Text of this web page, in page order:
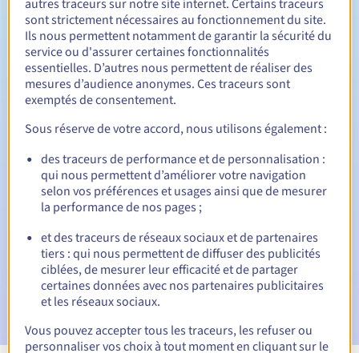
Durée de renouvellement Entre 1 et 10 ans
Période de rédemption
Notifications automatiques :
E-mails d'avertissement : 60, 30, 15, 7 et 3 jours avant la
date d'échéance
E-mail le jour de l'expirationpour notification de la
suspension du nom de domaine
E-mail après la période de grâce de rédemptionpour
notification de la suppression du nom de domaine
autres traceurs sur notre site internet. Certains traceurs
sont strictement nécessaires au fonctionnement du site.
Ils nous permettent notamment de garantir la sécurité du
service ou d'assurer certaines fonctionnalités
essentielles. D’autres nous permettent de réaliser des
mesures d’audience anonymes. Ces traceurs sont
exemptés de consentement.
Sous réserve de votre accord, nous utilisons également :
des traceurs de performance et de personnalisation :
qui nous permettent d’améliorer votre navigation
selon vos préférences et usages ainsi que de mesurer
la performance de nos pages ;
et des traceurs de réseaux sociaux et de partenaires
tiers : qui nous permettent de diffuser des publicités
ciblées, de mesurer leur efficacité et de partager
certaines données avec nos partenaires publicitaires
et les réseaux sociaux.
Vous pouvez accepter tous les traceurs, les refuser ou
personnaliser vos choix à tout moment en cliquant sur le